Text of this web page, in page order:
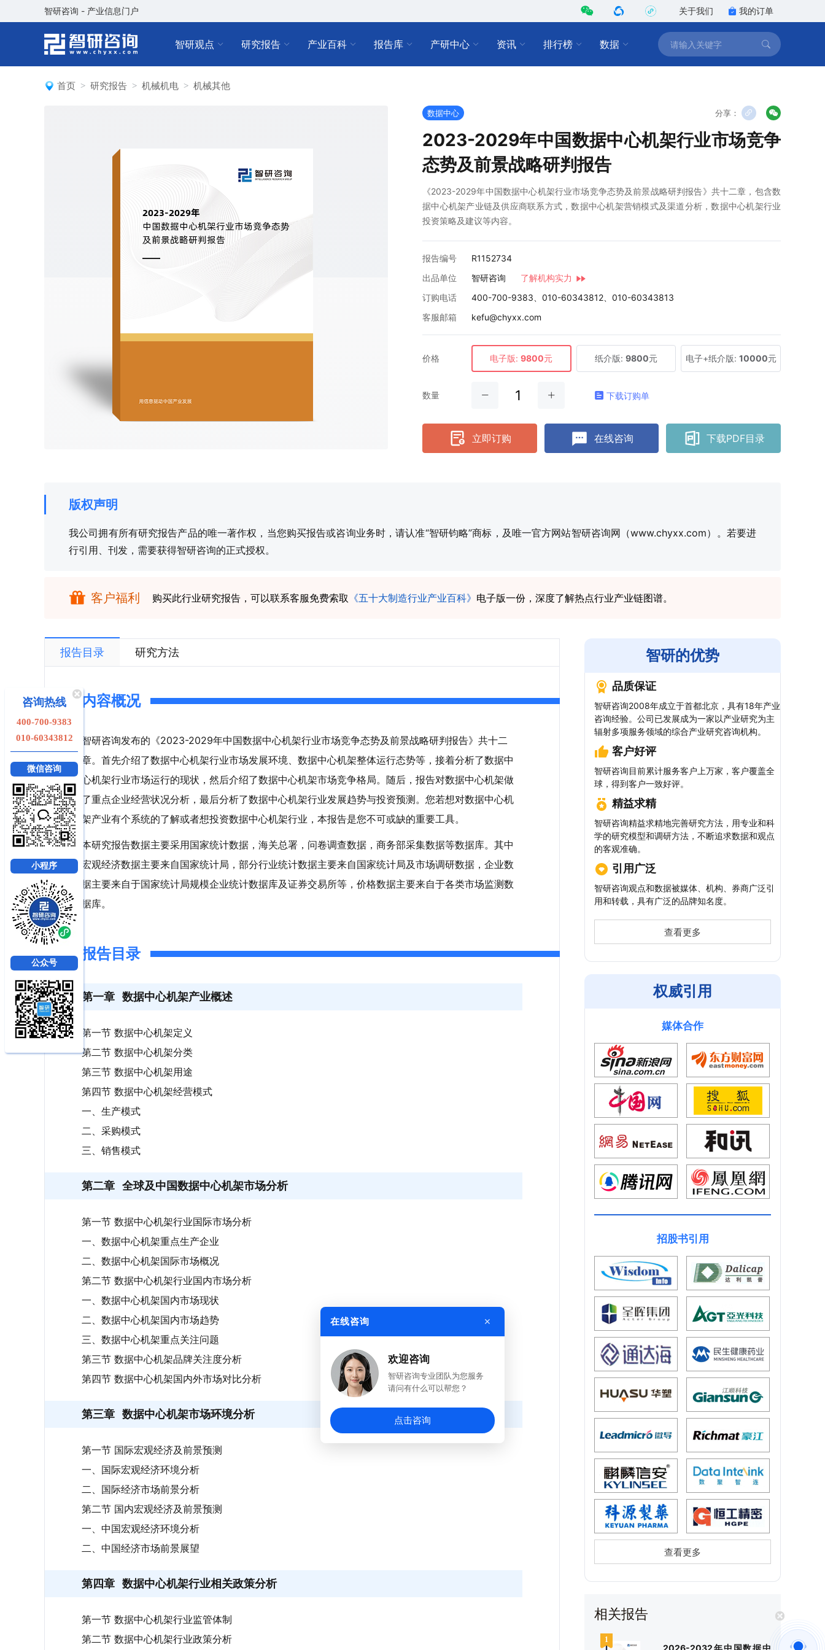
智研咨询 - 产业信息门户 关于我们 我的订单
智研观点 研究报告 产业百科 报告库 产研中心 资讯 排行榜 数据
首页 研究报告 机械机电 机械其他
数据中心 分享：
2023-2029年中国数据中心机架行业市场竞争
态势及前景战略研判报告
《2023-2029年中国数据中心机架行业市场竞争态势及前景战略研判报告》共十二章，包含数
据中心机架产业链及供应商联系方式，数据中心机架营销模式及渠道分析，数据中心机架行业
投资策略及建议等内容。
报告编号
R1152734
出品单位
智研咨询
了解机构实力
订购电话
400-700-9383、010-60343812、010-60343813
客服邮箱
kefu@chyxx.com
价格 电子版: 9800元 纸介版: 9800元 电子+纸介版: 10000元
数量 下载订购单
立即订购 在线咨询 下载PDF目录
版权声明
我公司拥有所有研究报告产品的唯一著作权，当您购买报告或咨询业务时，请认准“智研钧略”商标，及唯一官方网站智研咨询网（www.chyxx.com）。若要进
行引用、刊发，需要获得智研咨询的正式授权。
客户福利 购买此行业研究报告，可以联系客服免费索取 《五十大制造行业产业百科》 电子版一份，深度了解热点行业产业链图谱。
报告目录 研究方法
内容概况
智研咨询发布的《2023-2029年中国数据中心机架行业市场竞争态势及前景战略研判报告》共十二
章。首先介绍了数据中心机架行业市场发展环境、数据中心机架整体运行态势等，接着分析了数据中
心机架行业市场运行的现状，然后介绍了数据中心机架市场竞争格局。随后，报告对数据中心机架做
了重点企业经营状况分析，最后分析了数据中心机架行业发展趋势与投资预测。您若想对数据中心机
架产业有个系统的了解或者想投资数据中心机架行业，本报告是您不可或缺的重要工具。
本研究报告数据主要采用国家统计数据，海关总署，问卷调查数据，商务部采集数据等数据库。其中
宏观经济数据主要来自国家统计局，部分行业统计数据主要来自国家统计局及市场调研数据，企业数
据主要来自于国家统计局规模企业统计数据库及证券交易所等，价格数据主要来自于各类市场监测数
据库。
报告目录
第一章 数据中心机架产业概述
第一节 数据中心机架定义
第二节 数据中心机架分类
第三节 数据中心机架用途
第四节 数据中心机架经营模式
一、生产模式
二、采购模式
三、销售模式
第二章 全球及中国数据中心机架市场分析
第一节 数据中心机架行业国际市场分析
一、数据中心机架重点生产企业
二、数据中心机架国际市场概况
第二节 数据中心机架行业国内市场分析
一、数据中心机架国内市场现状
二、数据中心机架国内市场趋势
三、数据中心机架重点关注问题
第三节 数据中心机架品牌关注度分析
第四节 数据中心机架国内外市场对比分析
第三章 数据中心机架市场环境分析
第一节 国际宏观经济及前景预测
一、国际宏观经济环境分析
二、国际经济市场前景分析
第二节 国内宏观经济及前景预测
一、中国宏观经济环境分析
二、中国经济市场前景展望
第四章 数据中心机架行业相关政策分析
第一节 数据中心机架行业监管体制
第二节 数据中心机架行业政策分析
智研的优势
品质保证
智研咨询2008年成立于首都北京，具有18年产业
咨询经验。公司已发展成为一家以产业研究为主
辐射多项服务领域的综合产业研究咨询机构。
客户好评
智研咨询目前累计服务客户上万家，客户覆盖全
球，得到客户一致好评。
精益求精
智研咨询精益求精地完善研究方法，用专业和科
学的研究模型和调研方法，不断追求数据和观点
的客观准确。
引用广泛
智研咨询观点和数据被媒体、机构、券商广泛引
用和转载，具有广泛的品牌知名度。
查看更多
权威引用
媒体合作
招股书引用
查看更多
相关报告
在线咨询 ×
欢迎咨询
智研咨询专业团队为您服务
请问有什么可以帮您？
点击咨询
咨询热线
400-700-9383
010-60343812
微信咨询
小程序
公众号